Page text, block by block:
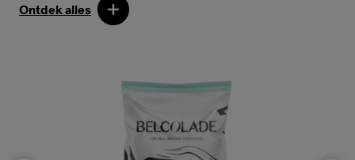
Ontdek alles